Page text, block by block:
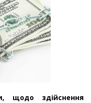
щодо здійснення